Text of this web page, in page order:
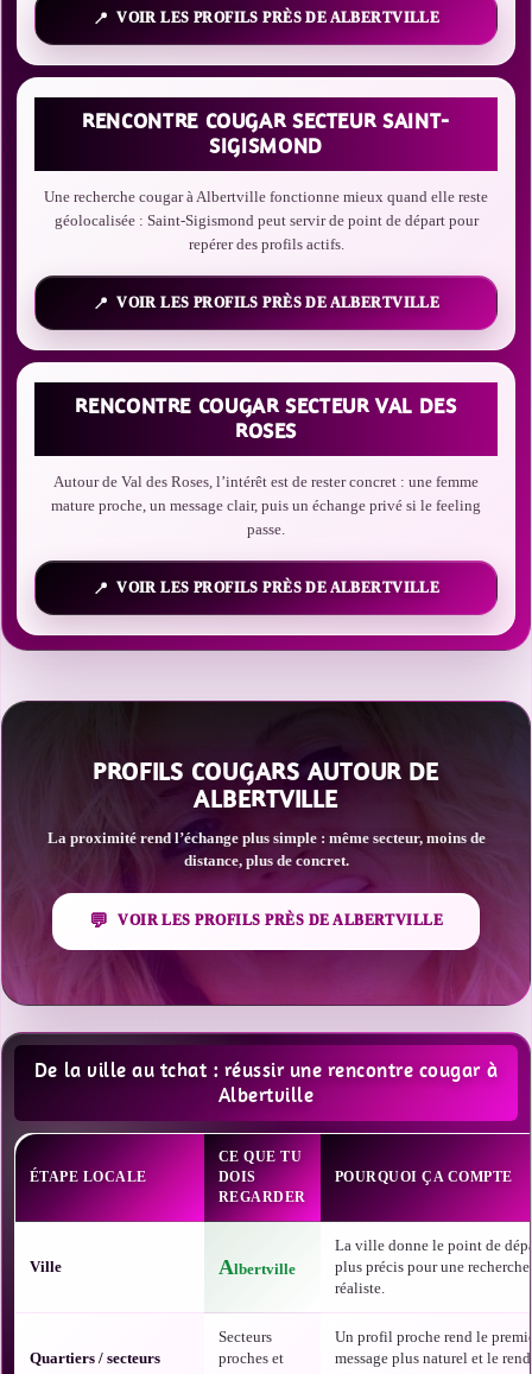
VOIR LES PROFILS PRÈS DE ALBERTVILLE
RENCONTRE COUGAR SECTEUR SAINT-
SIGISMOND
Une recherche cougar à Albertville fonctionne mieux quand elle reste
géolocalisée : Saint-Sigismond peut servir de point de départ pour
repérer des profils actifs.
VOIR LES PROFILS PRÈS DE ALBERTVILLE
RENCONTRE COUGAR SECTEUR VAL DES
ROSES
Autour de Val des Roses, l’intérêt est de rester concret : une femme
mature proche, un message clair, puis un échange privé si le feeling
passe.
VOIR LES PROFILS PRÈS DE ALBERTVILLE
PROFILS COUGARS AUTOUR DE
ALBERTVILLE
La proximité rend l’échange plus simple : même secteur, moins de
distance, plus de concret.
VOIR LES PROFILS PRÈS DE ALBERTVILLE
De la ville au tchat : réussir une rencontre cougar à
Albertville
ÉTAPE LOCALE
CE QUE TU
DOIS
REGARDER
POURQUOI ÇA COMPTE
Ville Albertville
La ville donne le point de
plus précis pour une
réaliste.
Quartiers / secteurs
Secteurs
proches et
Un profil proche rend le
message plus naturel et le